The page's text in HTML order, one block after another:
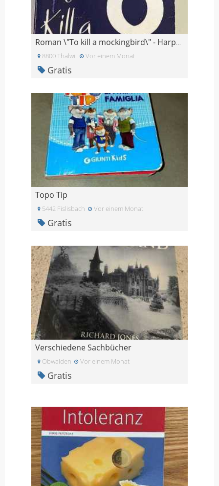
Roman \"To kill a mockingbird\" - Harper Lee
8800 Thalwil Vor einem Monat
Gratis
Topo Tip
5442 Fislisbach Vor einem Monat
Gratis
Verschiedene Sachbücher
Obwalden Vor einem Monat
Gratis